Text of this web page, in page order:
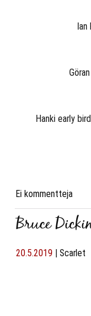
Ian
Hanki early
Ei kommentteja
Bruce
20.5.2019 | Scarlet